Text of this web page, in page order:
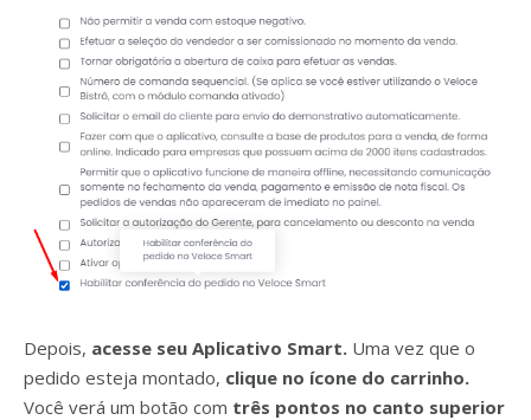
Depois, acesse seu Aplicativo Smart. Uma vez que o
pedido esteja montado, clique no ícone do carrinho.
Você verá um botão com três pontos no canto superior